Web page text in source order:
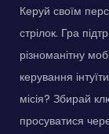
Керуй своїм
стрілок. Гра
різноманітну
керування
місія? Збирай
просуватися